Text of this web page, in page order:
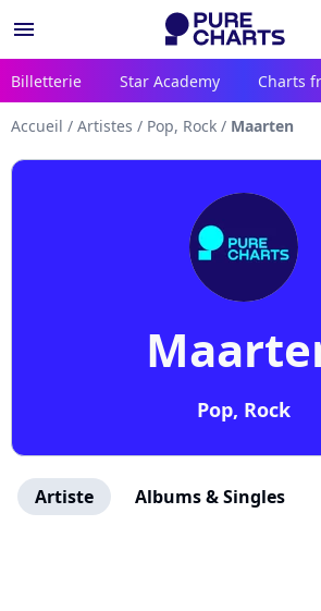
menu
Billetterie Star Academy Charts
Accueil / Artistes / Pop, Rock / Maarten
Pop, Rock
Artiste Albums & Singles